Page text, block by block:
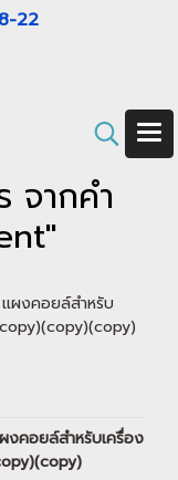
22
จากคำ
ผงคอยล์สำหรับ
คอยล์สำหรับเครื่อง